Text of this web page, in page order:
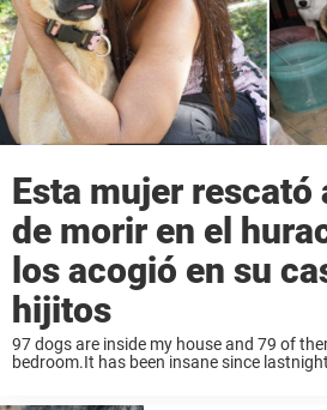
Esta mujer rescató
de morir en el
los acogió en su
hijitos
97 dogs are inside my house and 79 of
bedroom.It has been insane since